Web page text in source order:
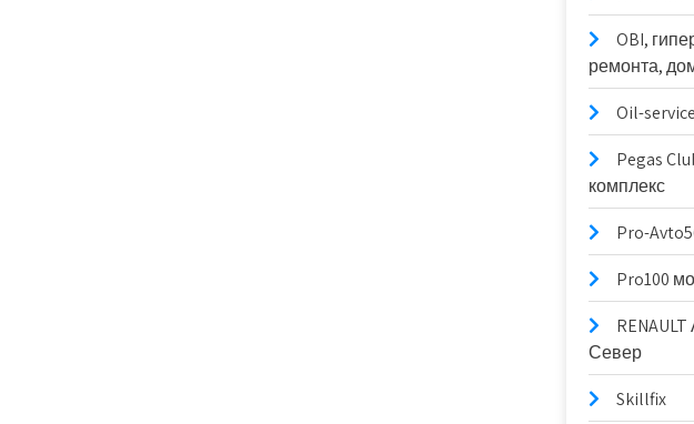
OBI,
ремонта,
Oil-service
Pegas
комплекс
Pro-
Pro100
Север
Skillfix